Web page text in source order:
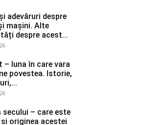
adevăruri despre
mașini. Alte
despre acest...
– luna în care vara
povestea. Istorie,
secului – care este
originea acestei